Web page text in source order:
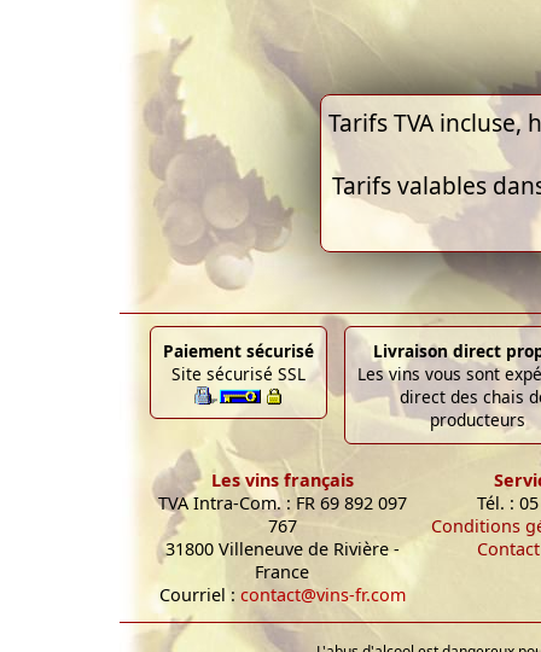
Tarifs TVA
Tarifs valables
Paiement sécurisé
Site sécurisé SSL
Livraison direct
Les vins vous sont
direct des chais
producteurs
Les vins français
TVA Intra-Com. : FR 69 892 097
767
31800 Villeneuve de Rivière -
France
Courriel : contact@vins-fr.com
Tél. :
Conditions
Contact